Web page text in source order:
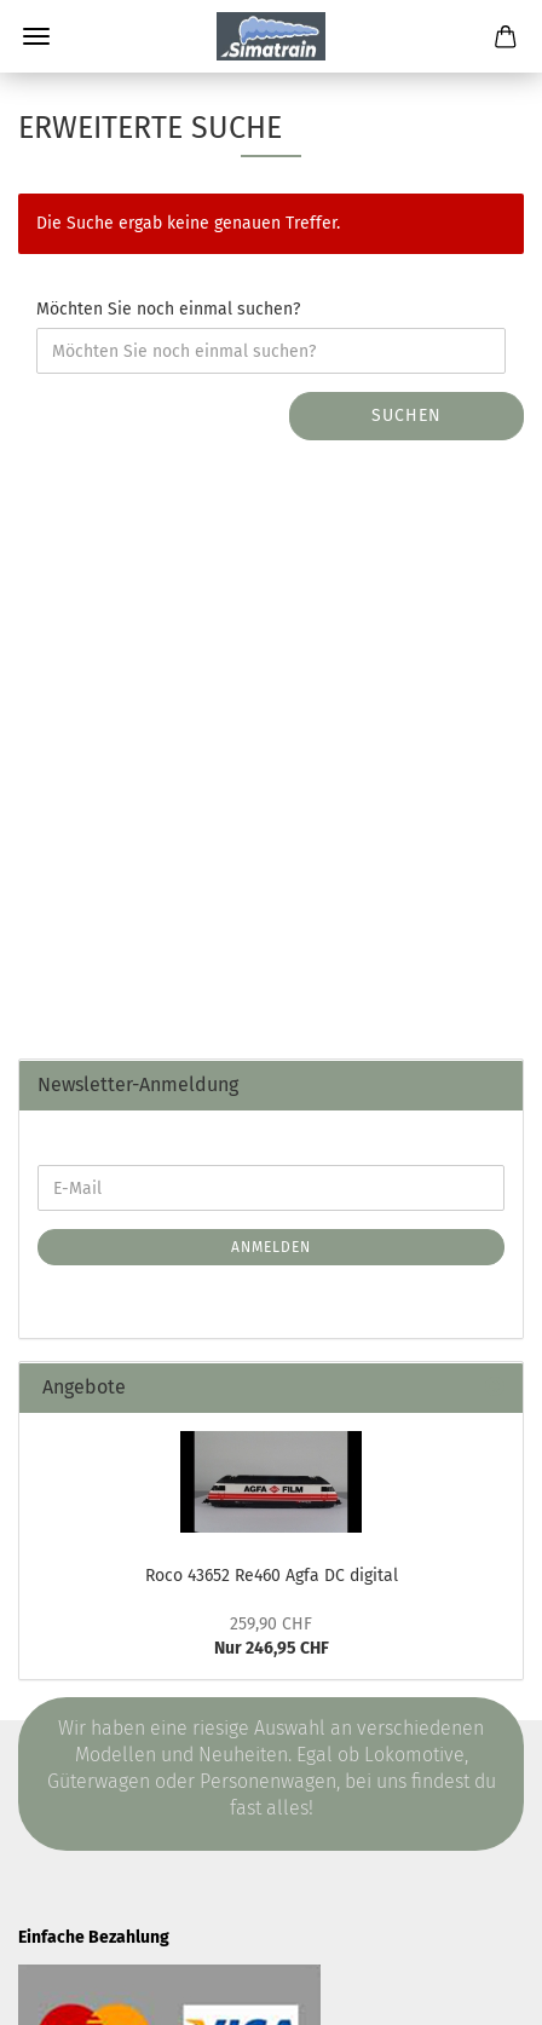
ERWEITERTE SUCHE
Die Suche ergab keine genauen Treffer.
Möchten Sie noch einmal suchen?
SUCHEN
Newsletter-Anmeldung
ANMELDEN
Angebote
Roco 43652 Re460 Agfa DC digital
259,90 CHF
Nur 246,95 CHF
Wir haben eine riesige Auswahl an verschiedenen
Modellen und Neuheiten. Egal ob Lokomotive,
Güterwagen oder Personenwagen, bei uns findest du
fast alles!
Einfache Bezahlung